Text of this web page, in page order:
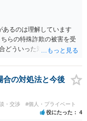
るのは理解しています
らの特殊詐欺の被害を受
どういった対処が必要で
関係なく旦那さんの行為
支払わず穏便に和解する
です。相談者さんも１０
いで和解したいと言われ
、と思われるのではない
とで支払額が下がること
合の対処法と今後
・交渉 #個人・プライベート
役にたった 4